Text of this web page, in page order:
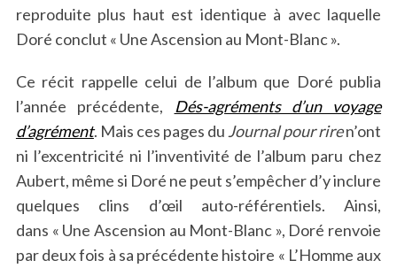
reproduite plus haut est identique à avec laquelle
Doré conclut « Une Ascension au Mont-Blanc ».
Ce récit rappelle celui de l’album que Doré publia
l’année précédente,
Dés-agréments d’un voyage
d’agrément. Mais ces pages du Journal pour riren’ont
ni l’excentricité ni l’inventivité de l’album paru chez
Aubert, même si Doré ne peut s’empêcher d’y inclure
quelques clins d’œil auto-référentiels. Ainsi,
dans « Une Ascension au Mont-Blanc », Doré renvoie
par deux fois à sa précédente histoire « L’Homme aux